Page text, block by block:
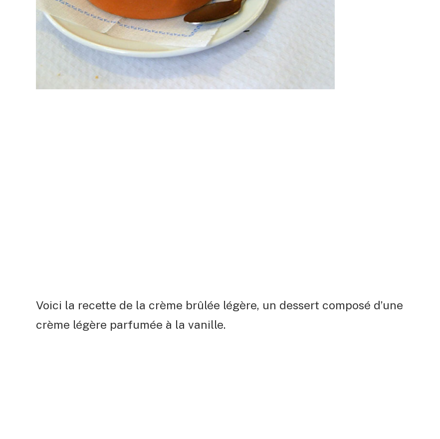
Voici la recette de la crème brûlée légère, un dessert composé d’une
crème légère parfumée à la vanille.